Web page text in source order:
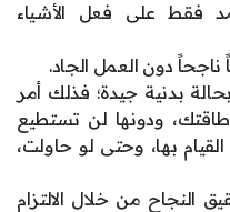
فقط على فعل الأشياء
دون العمل الجاد.
بدنية جيدة؛ فذلك أمر
ودونها لن تستطيع
القيام بها، وحتى لو حاولت،
من خلال الالتزام